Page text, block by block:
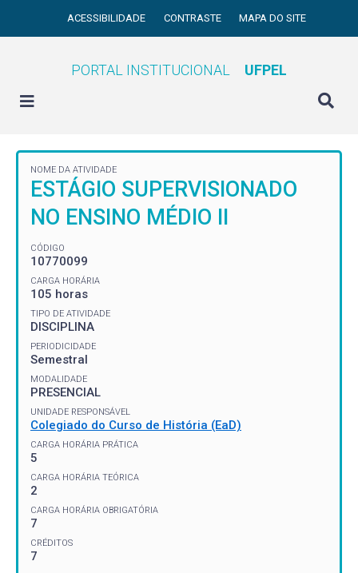
ACESSIBILIDADE CONTRASTE MAPA DO SITE
PORTAL INSTITUCIONAL UFPEL
NOME DA ATIVIDADE
ESTÁGIO SUPERVISIONADO
NO ENSINO MÉDIO II
CÓDIGO
10770099
CARGA HORÁRIA
105 horas
TIPO DE ATIVIDADE
DISCIPLINA
PERIODICIDADE
Semestral
MODALIDADE
PRESENCIAL
UNIDADE RESPONSÁVEL
Colegiado do Curso de História (EaD)
CARGA HORÁRIA PRÁTICA
5
CARGA HORÁRIA TEÓRICA
2
CARGA HORÁRIA OBRIGATÓRIA
7
CRÉDITOS
7